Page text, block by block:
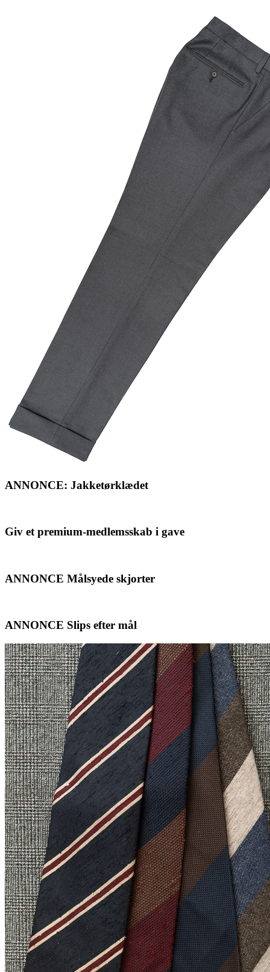
ANNONCE: Jakketørklædet
Giv et premium-medlemsskab i gave
ANNONCE Målsyede skjorter
ANNONCE Slips efter mål